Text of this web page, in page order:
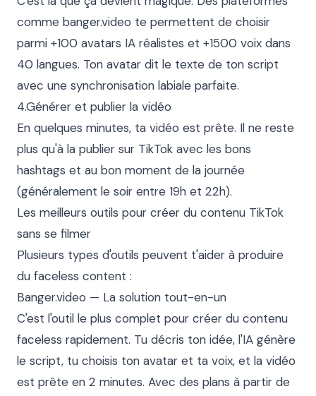
comme banger.video te permettent de choisir
parmi +100 avatars IA réalistes et +1500 voix dans
40 langues. Ton avatar dit le texte de ton script
avec une synchronisation labiale parfaite.
4.Générer et publier la vidéo
En quelques minutes, ta vidéo est prête. Il ne reste
plus qu'à la publier sur TikTok avec les bons
hashtags et au bon moment de la journée
(généralement le soir entre 19h et 22h).
Les meilleurs outils pour créer du contenu TikTok
sans se filmer
Plusieurs types d'outils peuvent t'aider à produire
du faceless content :
Banger.video — La solution tout-en-un
C'est l'outil le plus complet pour créer du contenu
faceless rapidement. Tu décris ton idée, l'IA génère
le script, tu choisis ton avatar et ta voix, et la vidéo
est prête en 2 minutes. Avec des plans à partir de